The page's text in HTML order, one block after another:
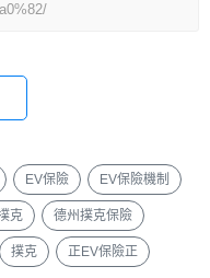
EV保險 EV保險機制
克 德州撲克保險
撲克 正EV保險正